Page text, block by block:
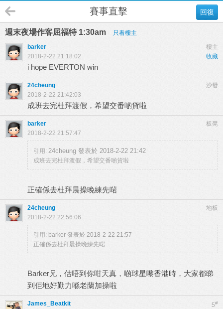
回復
賽事直擊
週末夜場作客屈福特 1:30am
只看樓主
樓主
barker
收藏
2018-2-22 21:18:02
i hope EVERTON win
沙發
24cheung
2018-2-22 21:42:03
成班去完杜拜渡假，希望交番啲貨啦
板凳
barker
2018-2-22 21:57:47
引用: 24cheung 發表於 2018-2-22 21:42
成班去完杜拜渡假，希望交番啲貨啦
正確係去杜拜晨操晚練先啱
地板
24cheung
2018-2-22 22:56:06
引用: barker 發表於 2018-2-22 21:57
正確係去杜拜晨操晚練先啱
Barker兄，估唔到你咁天真，啲球星嚟香港時，大家都睇
到佢地好勤力喺老蘭加操啦
5#
James_Beatkit